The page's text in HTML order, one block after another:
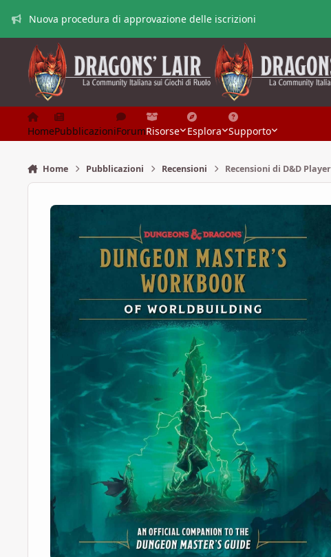
Nuova procedura di approvazione delle iscrizioni
HomePubblicazioniForumRisorse Esplora Supporto
Home Pubblicazioni Recensioni Recensioni di D&D